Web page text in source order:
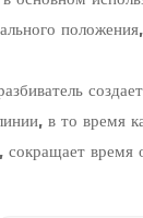
в то время
сокращает